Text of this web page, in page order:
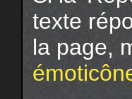
texte
la page,